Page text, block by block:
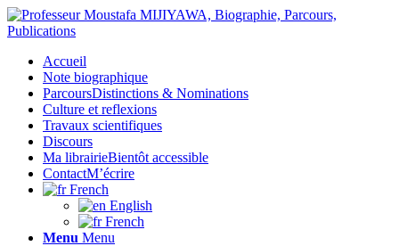
Accueil
Note biographique
ParcoursDistinctions & Nominations
Culture et reflexions
Travaux scientifiques
Discours
Ma librairieBientôt accessible
ContactM’écrire
French
English
French
Menu Menu